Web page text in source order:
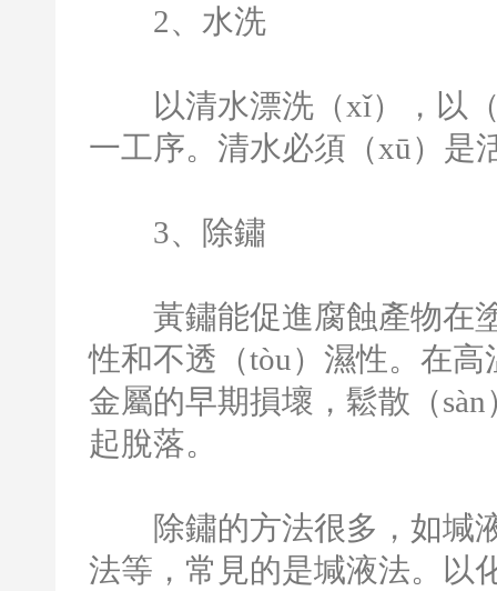
2、水洗
以清水漂洗（xǐ），以（
一工序。清水必須（xū）是
3、除鏽
黃鏽能促進腐蝕產物在塗
性和不透（tòu）濕性。在
金屬的早期損壞，鬆散（
起脫落。
除鏽的方法很多，如堿液
法等，常見的是堿液法。以